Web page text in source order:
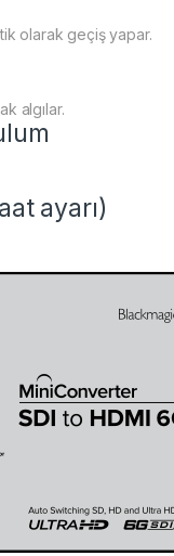
olarak geçiş yapar.
algılar.
ayarı)